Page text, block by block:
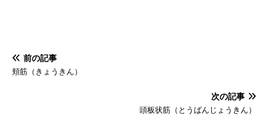
前の記事
頬筋（きょうきん）
次の記事
頭板状筋（とうばんじょうきん）